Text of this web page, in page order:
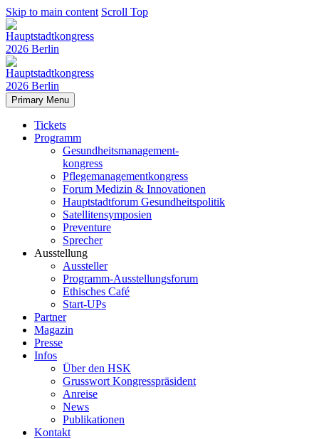
Skip to main content Scroll Top
Primary Menu
Tickets
Programm
Gesundheitsmanagement-
kongress
Pflegemanagementkongress
Forum Medizin & Innovationen
Hauptstadtforum Gesundheitspolitik
Satellitensymposien
Preventure
Sprecher
Ausstellung
Aussteller
Programm-Ausstellungsforum
Ethisches Café
Start-UPs
Partner
Magazin
Presse
Infos
Über den HSK
Grusswort Kongresspräsident
Anreise
News
Publikationen
Kontakt